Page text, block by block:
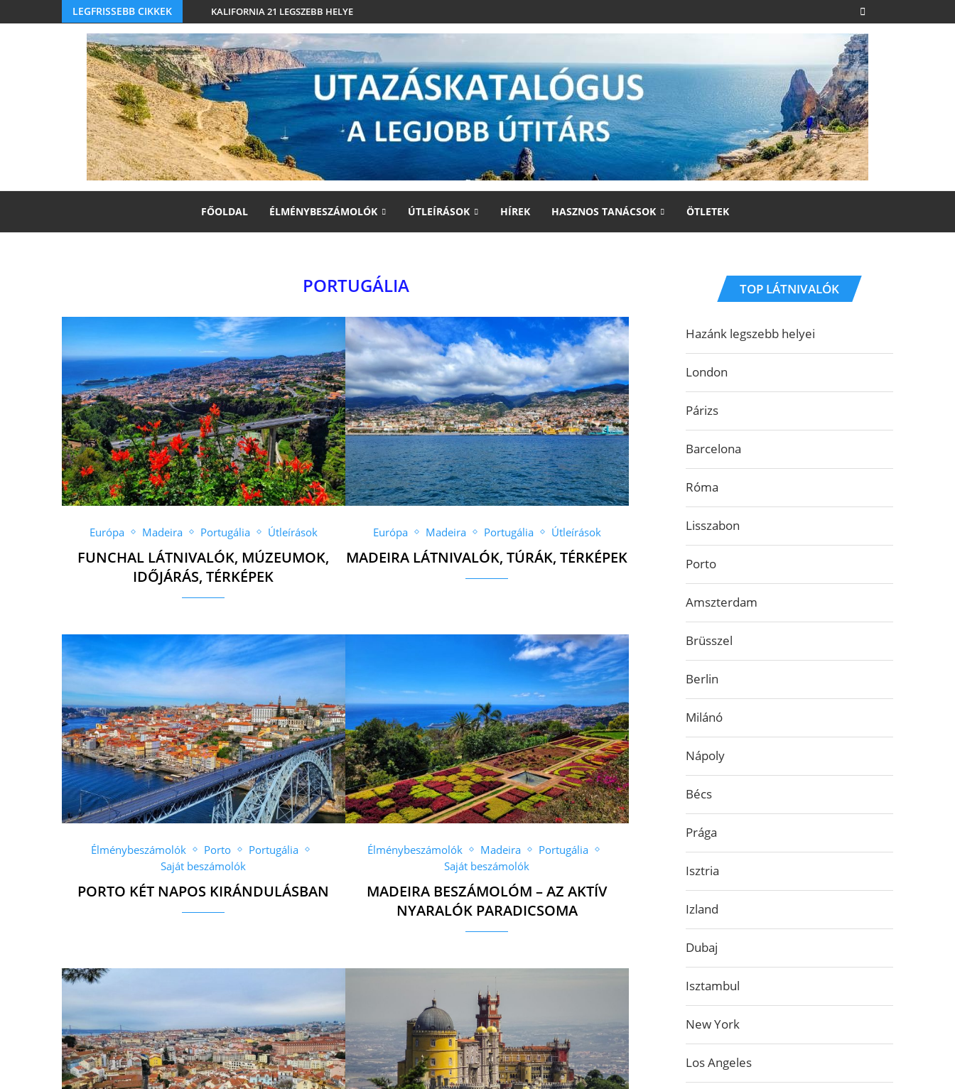
LEGFRISSEBB CIKKEK KALIFORNIA 21 LEGSZEBB HELYE
FŐOLDAL ÉLMÉNYBESZÁMOLÓK ÚTLEÍRÁSOK HÍREK HASZNOS TANÁCSOK ÖTLETEK
PORTUGÁLIA
Európa Madeira Portugália Útleírások
FUNCHAL LÁTNIVALÓK, MÚZEUMOK,
IDŐJÁRÁS, TÉRKÉPEK
Európa Madeira Portugália Útleírások
MADEIRA LÁTNIVALÓK, TÚRÁK, TÉRKÉPEK
Élménybeszámolók Porto
Portugália
Saját beszámolók
PORTO KÉT NAPOS KIRÁNDULÁSBAN
Élménybeszámolók Madeira
Portugália
Saját beszámolók
MADEIRA BESZÁMOLÓM – AZ AKTÍV
NYARALÓK PARADICSOMA
TOP LÁTNIVALÓK
Hazánk legszebb helyei
London
Párizs
Barcelona
Róma
Lisszabon
Porto
Amszterdam
Brüsszel
Berlin
Milánó
Nápoly
Bécs
Prága
Isztria
Izland
Dubaj
Isztambul
New York
Los Angeles